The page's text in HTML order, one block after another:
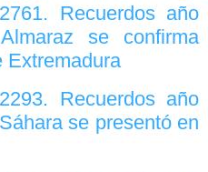
Recuerdos año
se confirma
Extremadura
Recuerdos año
se presentó en